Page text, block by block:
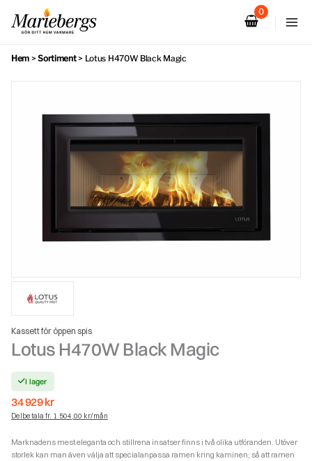
innehåll
Hem >Sortiment> Lotus H470W Black Magic
Kassett för öppen spis
Lotus H470W Black Magic
I lager
34 929kr
Delbetala fr. 1 504,00 kr/mån
Marknadens mest eleganta och stillrena insatser finns i två olika utföranden. Utöver
storlek kan man även välja att specialanpassa ramen kring kaminen; så att ramen